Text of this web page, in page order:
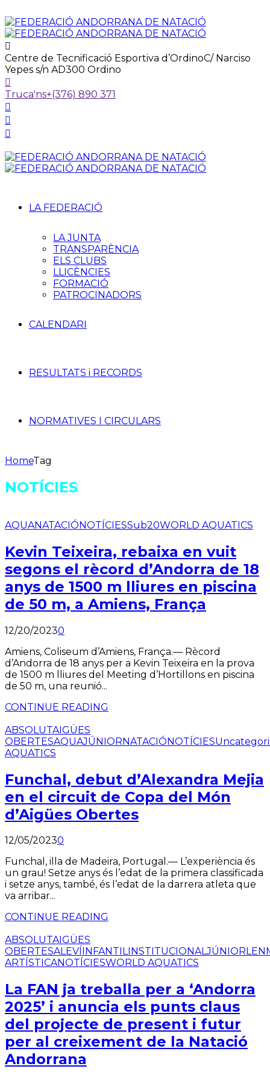
Centre de Tecnificació Esportiva d’OrdinoC/ Narciso
Yepes s/n AD300 Ordino
Truca'ns+(376) 890 371
LA FEDERACIÓ
LA JUNTA
TRANSPARÈNCIA
ELS CLUBS
LLICÈNCIES
FORMACIÓ
PATROCINADORS
CALENDARI
RESULTATS i RECORDS
NORMATIVES I CIRCULARS
HomeTag
NOTÍCIES
AQUANATACIÓNOTÍCIESSub20WORLD AQUATICS
Kevin Teixeira, rebaixa en vuit
segons el rècord d’Andorra de 18
anys de 1500 m lliures en piscina
de 50 m, a Amiens, França
12/20/20230
Amiens, Coliseum d’Amiens, França.— Rècord
d’Andorra de 18 anys per a Kevin Teixeira en la prova
de 1500 m lliures del Meeting d’Hortillons en piscina
de 50 m, una reunió...
CONTINUE READING
ABSOLUTAIGÜES
OBERTESAQUAJÚNIORNATACIÓNOTÍCIES
AQUATICS
Funchal, debut d’Alexandra Mejia
en el circuit de Copa del Món
d’Aigües Obertes
12/05/20230
Funchal, illa de Madeira, Portugal.— L’experiència és
un grau! Setze anys és l’edat de la primera classificada
i setze anys, també, és l’edat de la darrera atleta que
va arribar...
CONTINUE READING
ABSOLUTAIGÜES
OBERTESALEVÍ INFANTILINSTITUCIONALJÚNIOR LEN
ARTÍSTICANOTÍCIESWORLD AQUATICS
La FAN ja treballa per a ‘Andorra
2025’ i anuncia els punts claus
del projecte de present i futur
per al creixement de la Natació
Andorrana